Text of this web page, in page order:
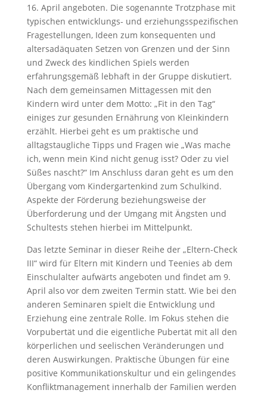
16. April angeboten. Die sogenannte Trotzphase mit
typischen entwicklungs- und erziehungsspezifischen
Fragestellungen, Ideen zum konsequenten und
altersadäquaten Setzen von Grenzen und der Sinn
und Zweck des kindlichen Spiels werden
erfahrungsgemäß lebhaft in der Gruppe diskutiert.
Nach dem gemeinsamen Mittagessen mit den
Kindern wird unter dem Motto: „Fit in den Tag“
einiges zur gesunden Ernährung von Kleinkindern
erzählt. Hierbei geht es um praktische und
alltagstaugliche Tipps und Fragen wie „Was mache
ich, wenn mein Kind nicht genug isst? Oder zu viel
Süßes nascht?“ Im Anschluss daran geht es um den
Übergang vom Kindergartenkind zum Schulkind.
Aspekte der Förderung beziehungsweise der
Überforderung und der Umgang mit Ängsten und
Schultests stehen hierbei im Mittelpunkt.
Das letzte Seminar in dieser Reihe der „Eltern-Check
III“ wird für Eltern mit Kindern und Teenies ab dem
Einschulalter aufwärts angeboten und findet am 9.
April also vor dem zweiten Termin statt. Wie bei den
anderen Seminaren spielt die Entwicklung und
Erziehung eine zentrale Rolle. Im Fokus stehen die
Vorpubertät und die eigentliche Pubertät mit all den
körperlichen und seelischen Veränderungen und
deren Auswirkungen. Praktische Übungen für eine
positive Kommunikationskultur und ein gelingendes
Konfliktmanagement innerhalb der Familien werden